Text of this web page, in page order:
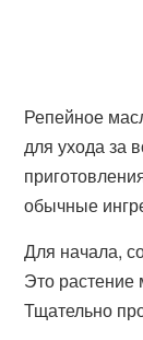
Репейное
для ухода за
обычные
Для начала,
Это растение
Тщательно